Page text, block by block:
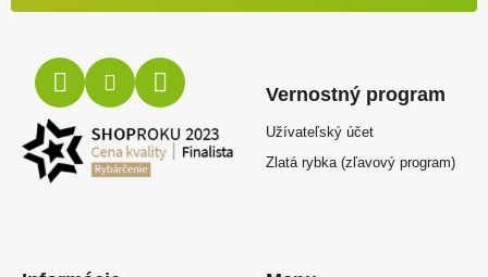
Vernostný program
Užívateľský účet
Zlatá rybka (zľavový program)